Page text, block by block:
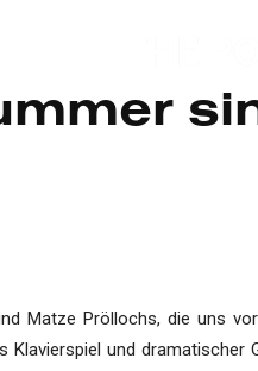
Matze Pröllochs, die uns
Klavierspiel und dramatischer